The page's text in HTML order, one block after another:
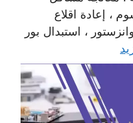
، إعادة اقلاع
، استبدال بور